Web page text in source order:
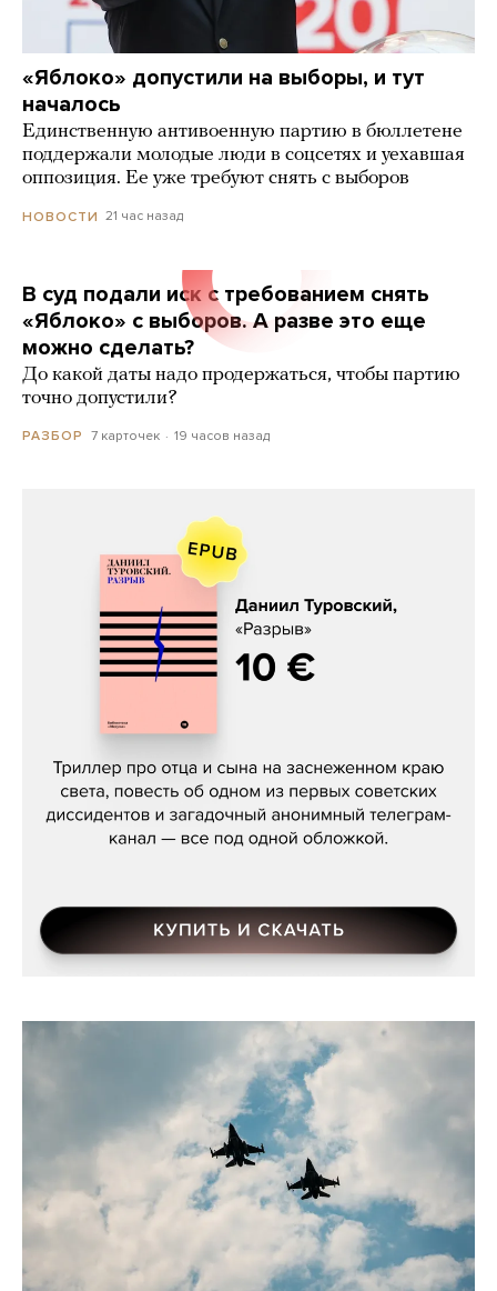
«Яблоко» допустили на выборы, и тут
началось
Единственную антивоенную партию в бюллетене
поддержали молодые люди в соцсетях и уехавшая
оппозиция. Ее уже требуют снять с выборов
НОВОСТИ 21 час назад
В суд подали иск с требованием снять
«Яблоко» с выборов. А разве это еще
можно сделать?
До какой даты надо продержаться, чтобы партию
точно допустили?
РАЗБОР 7 карточек 19 часов назад
Даниил Туровский, «Разрыв»